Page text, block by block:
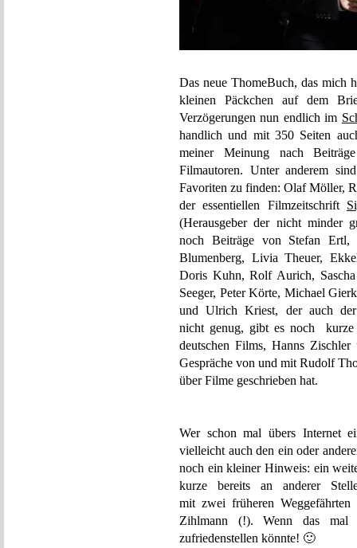
Das neue ThomeBuch, das mich
kleinen Päckchen auf dem
Verzögerungen nun endlich im
handlich und mit 350 Seiten
meiner Meinung nach
Filmautoren. Unter anderem
Favoriten zu finden: Olaf Möller,
der essentiellen Filmzeitschrift
(Herausgeber der nicht minder
noch Beiträge von Stefan Ertl,
Blumenberg, Livia Theuer,
Doris Kuhn, Rolf Aurich,
Seeger, Peter Körte, Michael
und Ulrich Kriest, der auch
nicht genug, gibt es noch kurze
deutschen Films, Hanns
Gespräche von und mit Rudolf
über Filme geschrieben hat.
Wer schon mal übers Internet
vielleicht auch den ein oder
noch ein kleiner Hinweis: ein
kurze bereits an anderer
mit zwei früheren
Zihlmann (!). Wenn das mal
zufriedenstellen könnte! 🙂